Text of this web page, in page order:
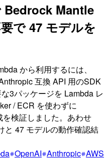
Bedrock Mantle
で 47 モデルを
から利用するには、
互換 API 用のSDK
3パッケージを Lambda レ
/ ECR を使わずに
検証しました。あわせ
と 47 モデルの動作確認結
OpenAI Anthropic AWS